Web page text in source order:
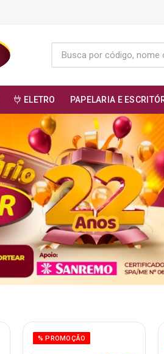
ELETRO PAPELARIA E
% PROMOÇÃO